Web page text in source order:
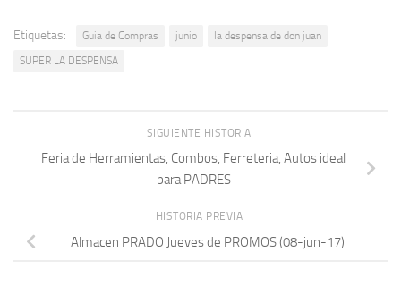
Etiquetas: Guia de Compras junio
la despensa de don juan
SUPER LA DESPENSA
SIGUIENTE HISTORIA
Feria de Herramientas, Combos, Ferreteria, Autos ideal
para PADRES
HISTORIA PREVIA
Almacen PRADO Jueves de PROMOS (08-jun-17)